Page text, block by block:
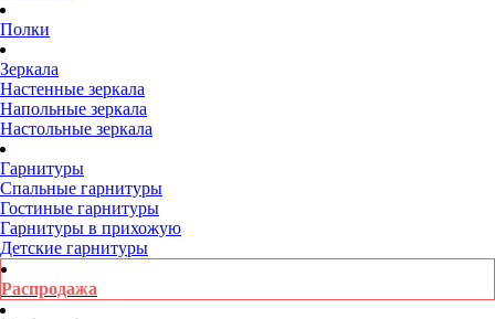
Полки
Зеркала
Настенные зеркала
Напольные зеркала
Настольные зеркала
Гарнитуры
Спальные гарнитуры
Гостиные гарнитуры
Гарнитуры в прихожую
Детские гарнитуры
Распродажа